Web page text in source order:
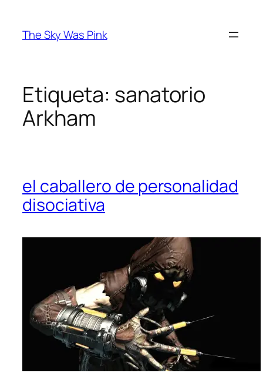
contenido
The Sky Was Pink
Etiqueta: sanatorio
Arkham
el caballero de personalidad
disociativa